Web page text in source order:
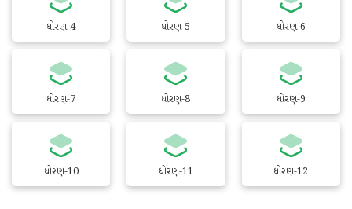
ધોરણ-4 ધોરણ-5 ધોરણ-6
ધોરણ-7 ધોરણ-8 ધોરણ-9
ધોરણ-10 ધોરણ-11 ધોરણ-12